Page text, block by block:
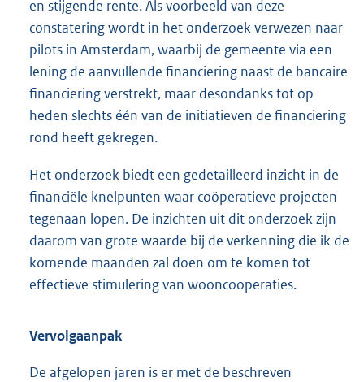
en stijgende rente. Als voorbeeld van deze
constatering wordt in het onderzoek verwezen naar
pilots in Amsterdam, waarbij de gemeente via een
lening de aanvullende financiering naast de bancaire
financiering verstrekt, maar desondanks tot op
heden slechts één van de initiatieven de financiering
rond heeft gekregen.
Het onderzoek biedt een gedetailleerd inzicht in de
financiële knelpunten waar coöperatieve projecten
tegenaan lopen. De inzichten uit dit onderzoek zijn
daarom van grote waarde bij de verkenning die ik de
komende maanden zal doen om te komen tot
effectieve stimulering van wooncooperaties.
Vervolgaanpak
De afgelopen jaren is er met de beschreven